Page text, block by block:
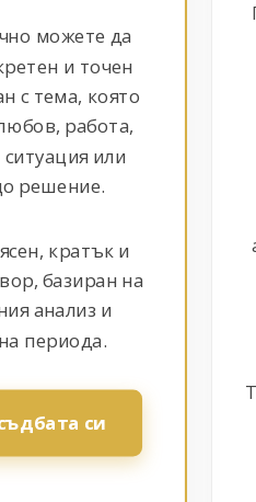
можете да
и точен
с тема, която
работа,
или
решение.
кратък и
базиран на
анализ и
периода.
си